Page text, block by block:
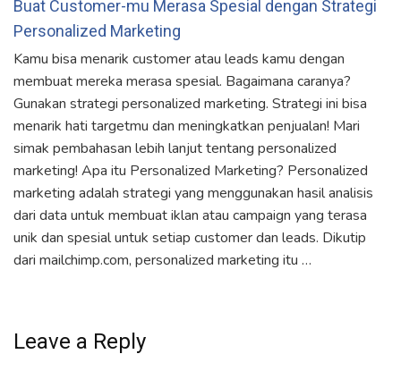
Buat Customer-mu Merasa Spesial dengan Strategi
Personalized Marketing
Kamu bisa menarik customer atau leads kamu dengan
membuat mereka merasa spesial. Bagaimana caranya?
Gunakan strategi personalized marketing. Strategi ini bisa
menarik hati targetmu dan meningkatkan penjualan! Mari
simak pembahasan lebih lanjut tentang personalized
marketing! Apa itu Personalized Marketing? Personalized
marketing adalah strategi yang menggunakan hasil analisis
dari data untuk membuat iklan atau campaign yang terasa
unik dan spesial untuk setiap customer dan leads. Dikutip
dari mailchimp.com, personalized marketing itu …
Leave a Reply